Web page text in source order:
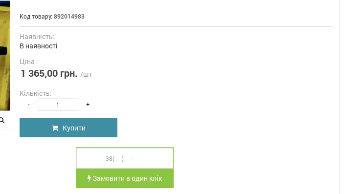
Код товару: 892014983
Наявність:
В наявності
Ціна :
1 365,00 грн. /шт
Кількість:
- +
Купити
Замовити в один клік